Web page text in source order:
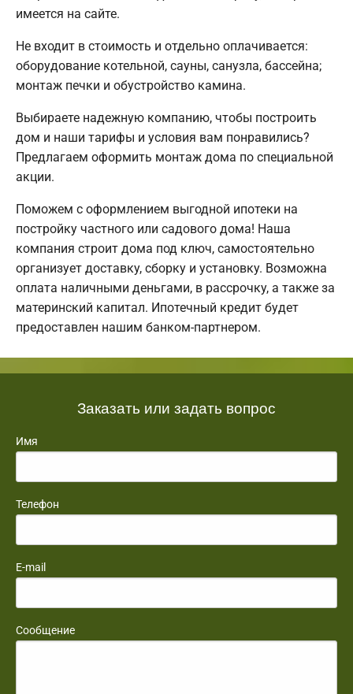
имеется на сайте.
Не входит в стоимость и отдельно оплачивается:
оборудование котельной, сауны, санузла, бассейна;
монтаж печки и обустройство камина.
Выбираете надежную компанию, чтобы построить
дом и наши тарифы и условия вам понравились?
Предлагаем оформить монтаж дома по специальной
акции.
Поможем с оформлением выгодной ипотеки на
постройку частного или садового дома! Наша
компания строит дома под ключ, самостоятельно
организует доставку, сборку и установку. Возможна
оплата наличными деньгами, в рассрочку, а также за
материнский капитал. Ипотечный кредит будет
предоставлен нашим банком-партнером.
Заказать или задать вопрос
Имя
Телефон
E-mail
Сообщение